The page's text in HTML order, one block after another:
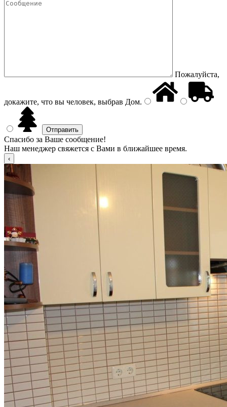
Пожалуйста,
докажите, что вы человек, выбрав Дом.
Спасибо за Ваше сообщение!
Наш менеджер свяжется с Вами в ближайшее время.